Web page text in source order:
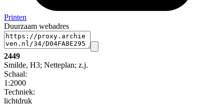
Printen
Duurzaam webadres
2449
Smilde, H3; Netteplan; z.j.
Schaal:
1:2000
Techniek:
lichtdruk